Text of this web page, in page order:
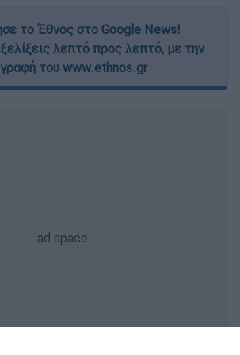
το Έθνος στο Google News!
λεπτό προς λεπτό, με την
του www.ethnos.gr